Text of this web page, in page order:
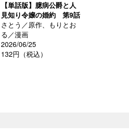
【単話版】臆病公爵と人
見知り令嬢の婚約 第9話
さとう／原作、もりとお
る／漫画
2026/06/25
132円（税込）